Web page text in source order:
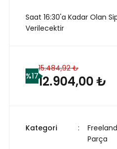
Saat 16:30'a Kadar Olan
Verilecektir
%17
15.484,92 ₺
12.904,00 ₺
Kategori
Parça